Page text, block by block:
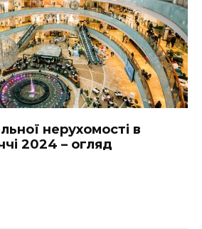
нерухомості в
2024 – огляд